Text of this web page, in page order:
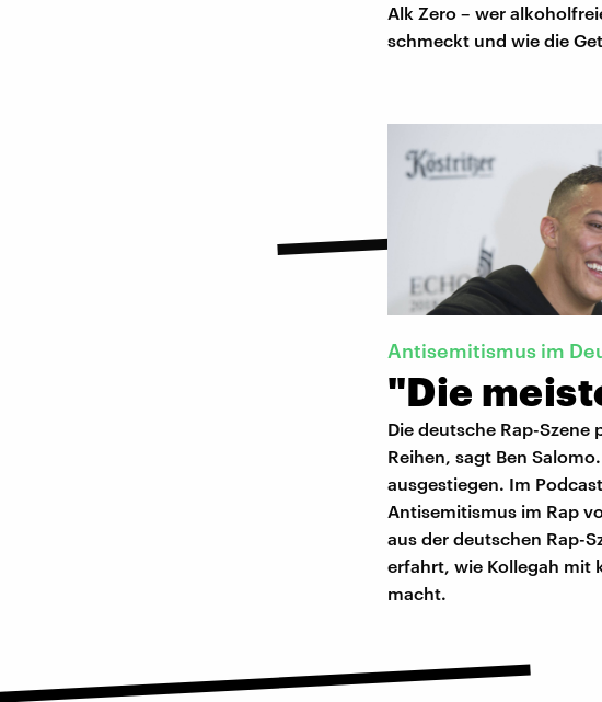
Alk Zero – wer
schmeckt und wie die
Antisemitismus im
"Die
Die deutsche Rap-
Reihen, sagt Ben
ausgestiegen. Im
Antisemitismus im Rap
aus der deutschen Rap-
erfahrt, wie Kollegah mit
macht.